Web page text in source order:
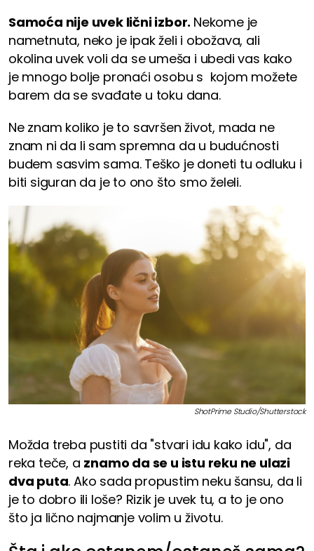
Samoća nije uvek lični izbor. Nekome je
nametnuta, neko je ipak želi i obožava, ali
okolina uvek voli da se umeša i ubedi vas kako
je mnogo bolje pronaći osobu s kojom možete
barem da se svađate u toku dana.
Ne znam koliko je to savršen život, mada ne
znam ni da li sam spremna da u budućnosti
budem sasvim sama. Teško je doneti tu odluku i
biti siguran da je to ono što smo želeli.
ShotPrime Studio/Shutterstock
Možda treba pustiti da "stvari idu kako idu", da
reka teče, a znamo da se u istu reku ne ulazi
dva puta. Ako sada propustim neku šansu, da li
je to dobro ili loše? Rizik je uvek tu, a to je ono
što ja lično najmanje volim u životu.